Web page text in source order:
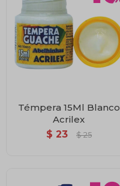
Témpera 15Ml Blanco
Acrilex
$ 23 $ 25